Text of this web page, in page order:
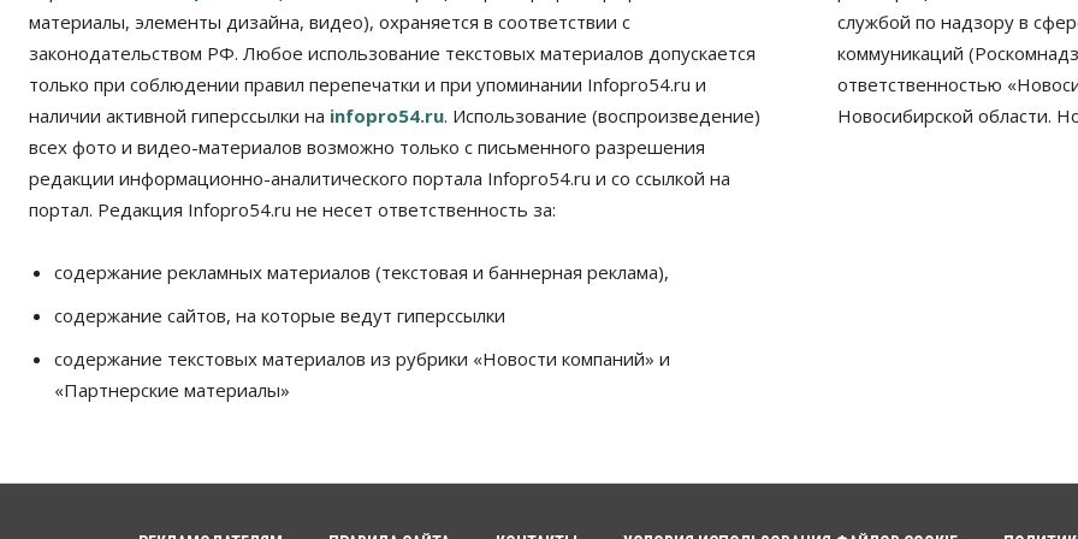
материалы, элементы дизайна, видео), охраняется в соответствии с
законодательством РФ. Любое использование текстовых материалов допускается
только при соблюдении правил перепечатки и при упоминании Infopro54.ru и
наличии активной гиперссылки на infopro54.ru. Использование (воспроизведение)
всех фото и видео-материалов возможно только с письменного разрешения
редакции информационно-аналитического портала Infopro54.ru и со ссылкой на
портал. Редакция Infopro54.ru не несет ответственность за:
содержание рекламных материалов (текстовая и баннерная реклама),
содержание сайтов, на которые ведут гиперссылки
содержание текстовых материалов из рубрики «Новости компаний» и
«Партнерские материалы»
службой по надзору в
коммуникаций
ответственностью
Новосибирской области.